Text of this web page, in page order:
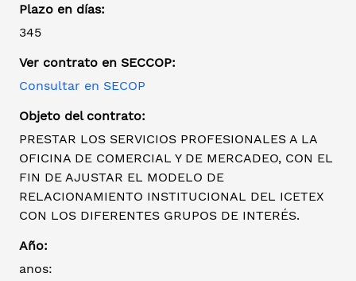
Plazo en días:
345
Ver contrato en SECCOP:
Consultar en SECOP
Objeto del contrato:
PRESTAR LOS SERVICIOS PROFESIONALES A LA
OFICINA DE COMERCIAL Y DE MERCADEO, CON EL
FIN DE AJUSTAR EL MODELO DE
RELACIONAMIENTO INSTITUCIONAL DEL ICETEX
CON LOS DIFERENTES GRUPOS DE INTERÉS.
Año:
anos: